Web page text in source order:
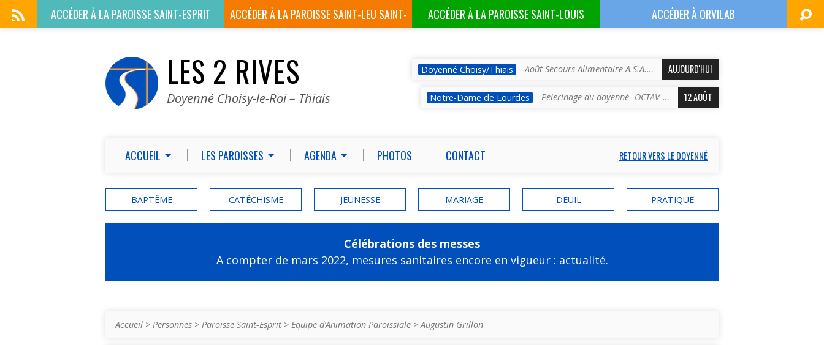
ACCÉDER À LAPAROISSE SAINT-ESPRIT ACCÉDER À LAPAROISSE SAINT-LEU SAINT-
ACCÉDER À LAPAROISSE SAINT-LOUIS ACCÉDER ÀORVILAB
LES 2 RIVES
Doyenné Choisy-le-Roi – Thiais
Doyenné Choisy/Thiais Août Secours Alimentaire A.S.A.… AUJOURD'HUI
Notre-Dame de Lourdes Pèlerinage du doyenné -OCTAV-… 12 AOÛT
ACCUEIL LES PAROISSES AGENDA PHOTOS CONTACT RETOUR VERS LE DOYENNÉ
BAPTÊME CATÉCHISME JEUNESSE MARIAGE DEUIL PRATIQUE
Célébrations des messes
A compter de mars 2022, mesures sanitaires encore en vigueur: actualité.
Accueil > Personnes > Paroisse Saint-Esprit > Equipe d’Animation Paroissiale >Augustin Grillon